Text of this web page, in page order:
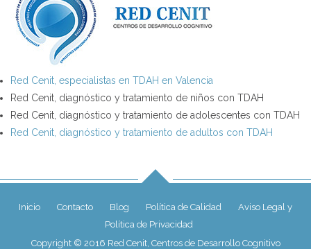
Red Cenit, especialistas en TDAH en Valencia
Red Cenit, diagnóstico y tratamiento de niños con TDAH
Red Cenit, diagnóstico y tratamiento de adolescentes con TDAH
Red Cenit, diagnóstico y tratamiento de adultos con TDAH
Inicio Contacto Blog Política de Calidad
Aviso Legal y
Política de Privacidad
Copyright © 2016 Red Cenit, Centros de Desarrollo Cognitivo